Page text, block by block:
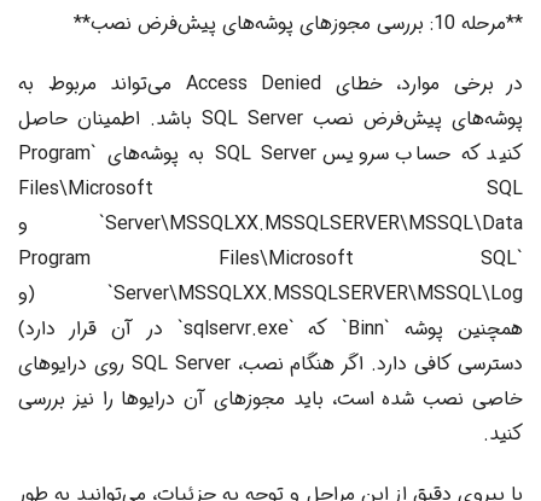
**مرحله 10: بررسی مجوزهای پوشه‌های پیش‌فرض نصب**
در برخی موارد، خطای Access Denied می‌تواند مربوط به
پوشه‌های پیش‌فرض نصب SQL Server باشد. اطمینان حاصل
کنید که حساب سرویس SQL Server به پوشه‌های `Program
Files\Microsoft SQL
Server\MSSQLXX.MSSQLSERVER\MSSQL\Data` و
`Program Files\Microsoft SQL
Server\MSSQLXX.MSSQLSERVER\MSSQL\Log` (و
همچنین پوشه `Binn` که `sqlservr.exe` در آن قرار دارد)
دسترسی کافی دارد. اگر هنگام نصب، SQL Server روی درایوهای
خاصی نصب شده است، باید مجوزهای آن درایوها را نیز بررسی
کنید.
با پیروی دقیق از این مراحل و توجه به جزئیات، می‌توانید به طور